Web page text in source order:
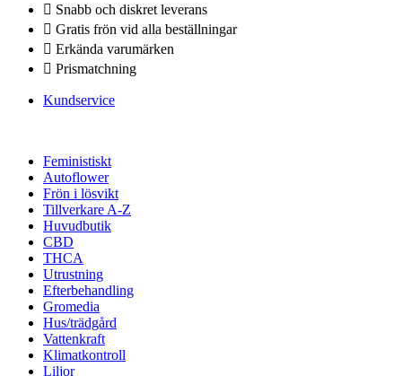
Snabb och diskret leverans
Gratis frön vid alla beställningar
Erkända varumärken
Prismatchning
Kundservice
Feministiskt
Autoflower
Frön i lösvikt
Tillverkare A-Z
Huvudbutik
CBD
THCA
Utrustning
Efterbehandling
Gromedia
Hus/trädgård
Vattenkraft
Klimatkontroll
Liljor